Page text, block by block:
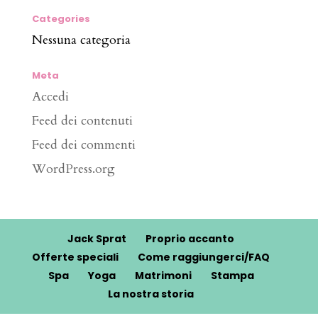
Categories
Nessuna categoria
Meta
Accedi
Feed dei contenuti
Feed dei commenti
WordPress.org
Jack Sprat
Proprio accanto
Offerte speciali
Come raggiungerci/FAQ
Spa
Yoga Matrimoni
Stampa
La nostra storia